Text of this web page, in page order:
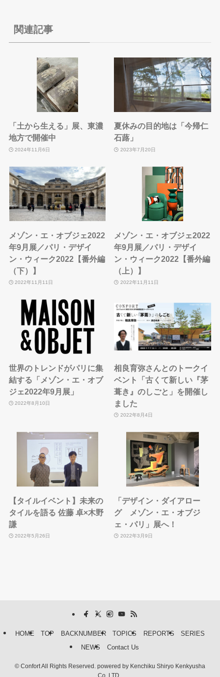
関連記事
「土から生える」展、東濃
地方で開催中
2024年11月6日
夏休みの目的地は「今帰仁
石蕗」
2023年7月20日
メゾン・エ・オブジェ2022
年9月展／パリ・デザイ
ン・ウィーク2022【番外編
（下）】
2022年11月11日
メゾン・エ・オブジェ2022
年9月展／パリ・デザイ
ン・ウィーク2022【番外編
（上）】
2022年11月11日
世界のトレンドがパリに集
結する「メゾン・エ・オブ
ジェ2022年9月展」
2022年8月10日
相良育弥さんとのトークイ
ベント「古くて新しい『茅
葺き』のしごと」を開催し
ました
2022年8月4日
【タイルイベント】未来の
タイルを語る 佐藤 卓×木野
謙
2022年5月26日
「デザイン・ダイアロー
グ メゾン・エ・オブジ
ェ・パリ」展へ！
2022年3月9日
HOME TOP BACKNUMBER TOPICS REPORTS
SERIES
NEWS
Contact Us
© Confort All Rights Reserved. powered by Kenchiku Shiryo Kenkyusha
Co.,LTD..